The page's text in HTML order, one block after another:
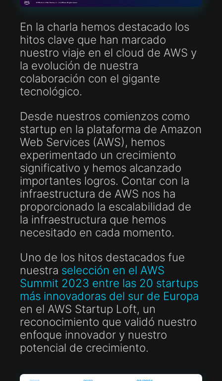
En la charla hemos destacado los
hitos clave que han marcado
nuestro viaje en el cloud de AWS y
la evolución de nuestra
colaboración con el gigante
tecnológico.
Desde nuestros comienzos como
startup en la plataforma de Amazon
Web Services (AWS), hemos
experimentado un crecimiento
significativo y hemos alcanzado
importantes logros. Contar con la
infraestructura de AWS nos ha
proporcionado la escalabilidad de
la infraestructura que hemos
necesitado en cada momento.
Uno de los hitos destacados fue
nuestra selección en el AWS
Summit 2023 entre las 20 startups
más innovadoras del sur de Europa
en el AWS Startup Loft, un
reconocimiento que validó nuestro
enfoque innovador y nuestro
potencial de crecimiento.